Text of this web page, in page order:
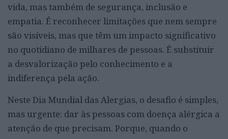
vida, mas também de segurança, inclusão e
empatia. É reconhecer limitações que nem sempre
são visíveis, mas que têm um impacto significativo
no quotidiano de milhares de pessoas. É substituir
a desvalorização pelo conhecimento e a
indiferença pela ação.
Neste Dia Mundial das Alergias, o desafio é simples,
mas urgente: dar às pessoas com doença alérgica a
atenção de que precisam. Porque, quando o